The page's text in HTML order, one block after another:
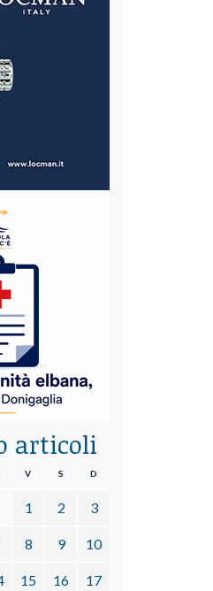
articoli
V S D
1 2 3
8 9 10
15 16 17